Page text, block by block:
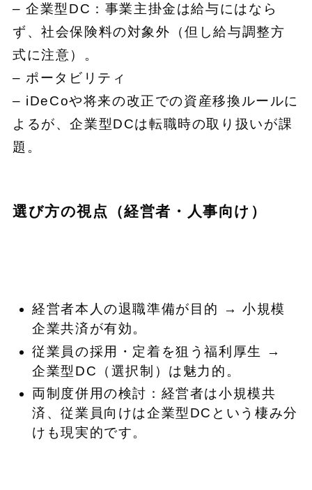
– 企業型DC：事業主掛金は給与にはなら
ず、社会保険料の対象外（但し給与調整方
式に注意）。
– ポータビリティ
– iDeCoや将来の改正での資産移換ルールに
よるが、企業型DCは転職時の取り扱いが課
題。
選び方の視点（経営者・人事向け）
経営者本人の退職準備が目的 → 小規模
企業共済が有効。
従業員の採用・定着を狙う福利厚生 →
企業型DC（選択制）は魅力的。
両制度併用の検討：経営者は小規模共
済、従業員向けは企業型DCという棲み分
けも現実的です。